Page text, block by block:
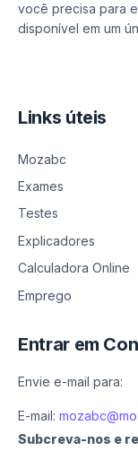
você precisa para
disponível em um
Links úteis
Mozabc
Exames
Testes
Explicadores
Calculadora Online
Emprego
Entrar em
Envie e-mail para:
E-mail:
Subcreva-nos e